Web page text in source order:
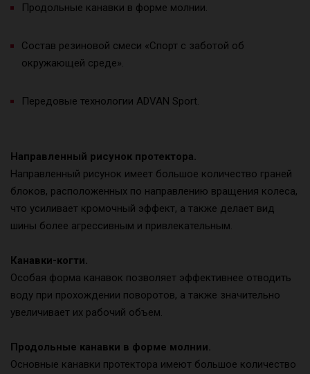
Продольные канавки в форме молнии.
Состав резиновой смеси «Спорт с заботой об
окружающей среде».
Передовые технологии ADVAN Sport.
Направленный рисунок протектора.
Направленный рисунок имеет большое количество граней
блоков, расположенных по направлению вращения колеса,
что усиливает кромочный эффект, а также делает вид
шины более агрессивным и привлекательным.
Канавки-когти.
Особая форма канавок позволяет эффективнее отводить
воду при прохождении поворотов, а также значительно
увеличивает их рабочий объем.
Продольные канавки в форме молнии.
Основные канавки протектора имеют большое количество